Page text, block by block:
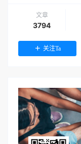
文章
3794
关注Ta